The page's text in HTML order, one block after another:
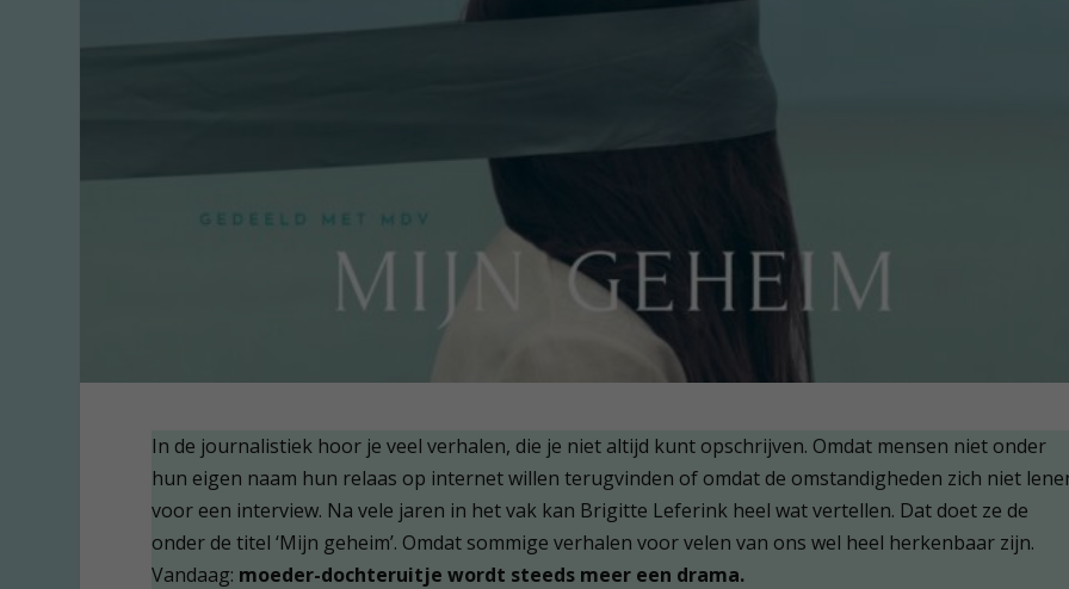
In de journalistiek hoor je veel verhalen, die je niet altijd kunt opschrijven. Omdat mensen niet onder
hun eigen naam hun relaas op internet willen terugvinden of omdat de omstandigheden zich niet
voor een interview. Na vele jaren in het vak kan Brigitte Leferink heel wat vertellen. Dat doet ze de
onder de titel ‘Mijn geheim’. Omdat sommige verhalen voor velen van ons wel heel herkenbaar zijn.
Vandaag: moeder-dochteruitje wordt steeds meer een drama.